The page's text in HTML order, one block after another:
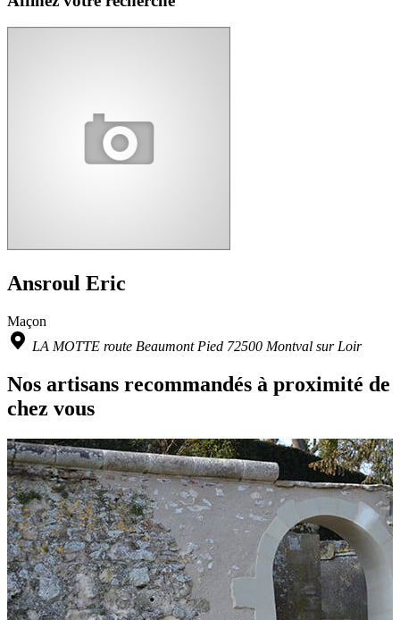
Ansroul Eric
Maçon
LA MOTTE route Beaumont Pied 72500 Montval sur Loir
Nos artisans recommandés à proximité de
chez vous